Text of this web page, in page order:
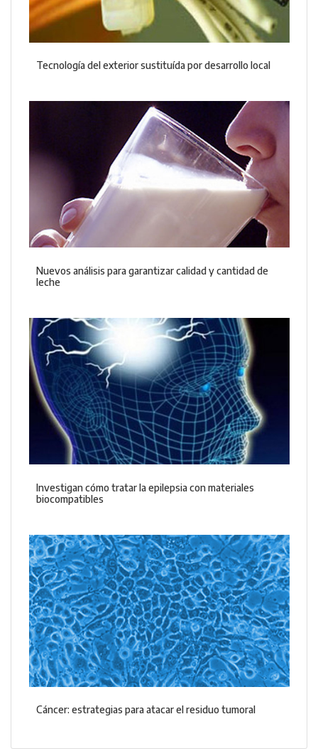
Tecnología del exterior sustituída por desarrollo local
Nuevos análisis para garantizar calidad y cantidad de
leche
Investigan cómo tratar la epilepsia con materiales
biocompatibles
Cáncer: estrategias para atacar el residuo tumoral